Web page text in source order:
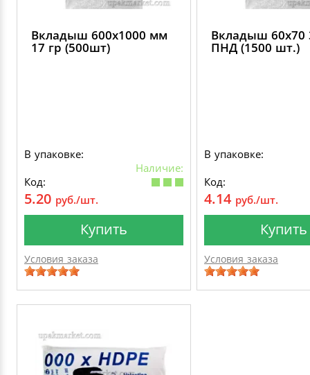
Вкладыш 600х1000 мм
17 гр (500шт)
В упаковке:
Наличие:
Код:
5.20 руб./шт.
Купить
Условия заказа
Вкладыш 60х70
ПНД (1500 шт.)
В упаковке:
Код:
4.14 руб./шт.
Купить
Условия заказа